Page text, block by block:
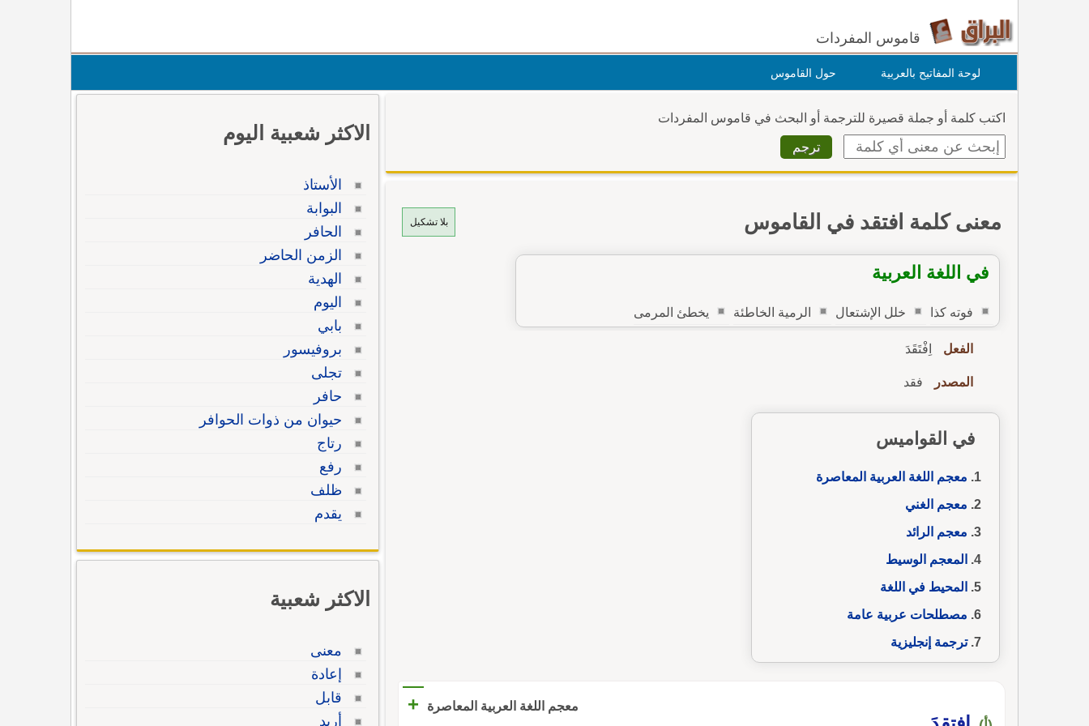
قاموس المفردات
لوحة المفاتيح بالعربية حول القاموس
اكتب كلمة أو جملة قصيرة للترجمة أو البحث في قاموس المفردات
بلا تشكيل معنى كلمة افتقد في القاموس
في اللغة العربية
فوته كذا خلل الإشتعال الرمية الخاطئة يخطئ المرمى
الفعل اِفْتَقَدَ
المصدر فقد
في القواميس
معجم اللغة العربية المعاصرة
معجم الغني
معجم الرائد
المعجم الوسيط
المحيط في اللغة
مصطلحات عربية عامة
ترجمة إنجليزية
معجم اللغة العربية المعاصرة +
الاكثر شعبية اليوم
الأستاذ
البوابة
الحافر
الزمن الحاضر
الهدية
اليوم
بابي
بروفيسور
تجلى
حافر
حيوان من ذوات الحوافر
رتاج
رفع
ظلف
يقدم
الاكثر شعبية
معنى
إعادة
قابل
أريد